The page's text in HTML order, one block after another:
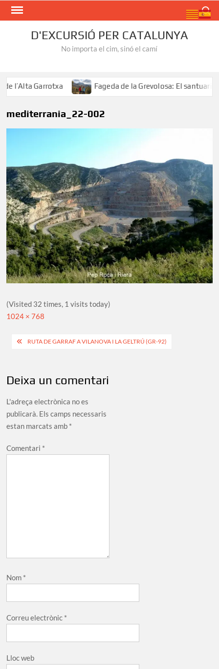
Skip
D'EXCURSIÓ PER CATALUNYA
No importa el cim, sinó el camí
Garrotxa Fageda de la Grevolosa: El santuari dels
mediterrania_22-002
(Visited 32 times, 1 visits today)
Full
1024 × 768
Navegació
RUTA DE GARRAF A VILANOVA I LA GELTRÚ (GR-92)
Deixa un comentari
L'adreça electrònica no es
publicarà. Els camps necessaris
estan marcats amb *
Comentari *
Nom *
Correu electrònic *
Lloc web